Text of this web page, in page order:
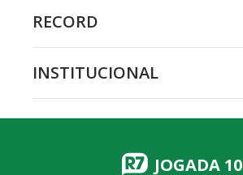
RECORD
INSTITUCIONAL
JOGADA 10